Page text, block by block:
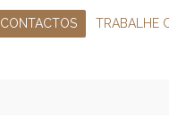
CONTACTOS TRABALHE